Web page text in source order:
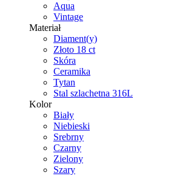
Aqua
Vintage
Materiał
Diament(y)
Złoto 18 ct
Skóra
Ceramika
Tytan
Stal szlachetna 316L
Kolor
Biały
Niebieski
Srebrny
Czarny
Zielony
Szary